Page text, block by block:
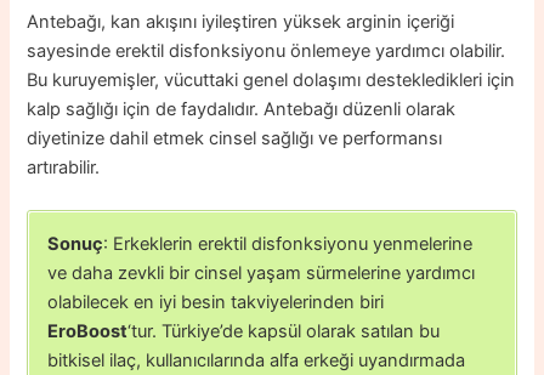
Antebağı, kan akışını iyileştiren yüksek arginin içeriği
sayesinde erektil disfonksiyonu önlemeye yardımcı olabilir.
Bu kuruyemişler, vücuttaki genel dolaşımı destekledikleri için
kalp sağlığı için de faydalıdır. Antebağı düzenli olarak
diyetinize dahil etmek cinsel sağlığı ve performansı
artırabilir.
Sonuç: Erkeklerin erektil disfonksiyonu yenmelerine
ve daha zevkli bir cinsel yaşam sürmelerine yardımcı
olabilecek en iyi besin takviyelerinden biri
EroBoost‘tur. Türkiye’de kapsül olarak satılan bu
bitkisel ilaç, kullanıcılarında alfa erkeği uyandırmada